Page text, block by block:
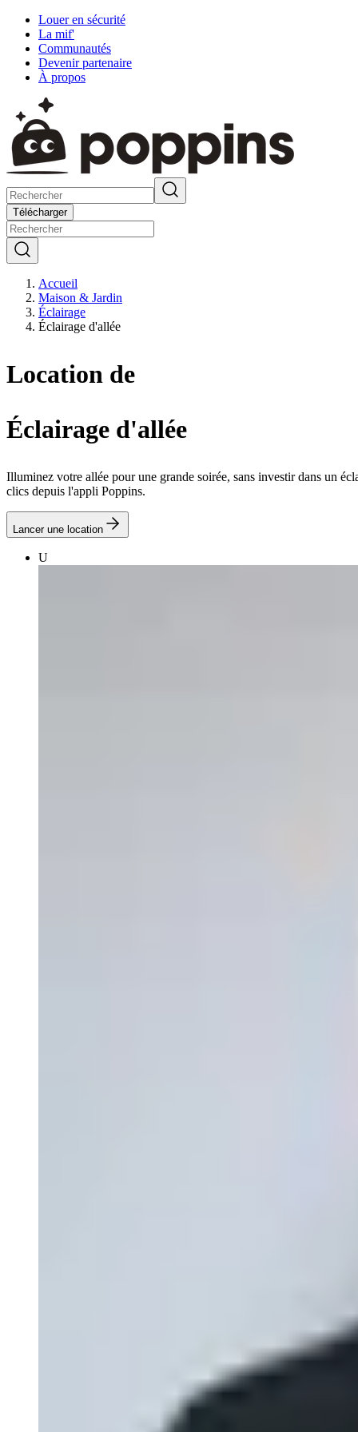
Louer en sécurité
La mif'
Communautés
Devenir partenaire
À propos
Télécharger
Accueil
Maison & Jardin
Éclairage
Éclairage d'allée
Location de
Éclairage d'allée
Illuminez votre allée pour une grande soirée, sans investir dans un
clics depuis l'appli Poppins.
Lancer une location
U